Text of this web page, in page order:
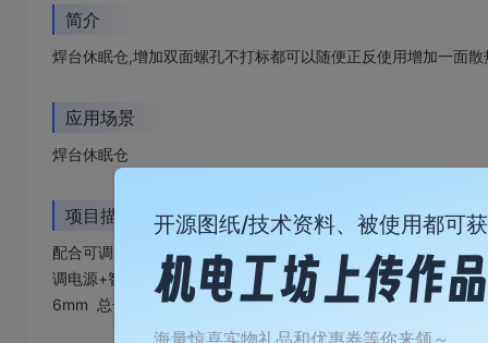
简介
焊台休眠仓,增加双面螺孔不打标都可以随便正反使用增加一面散
应用场景
焊台休眠仓
项目描述
配合可调电源+智能焊台使用T12焊台休眠仓焊台休眠仓,增加双
调电源+智能焊台使用,添加防止烫伤文字,可自己更改自己喜欢
6mm 总长75mm 高32mm宽32mm 导槽宽度2.0mm
开源图纸/技术资料、被使用都可
海量惊喜实物礼品和优惠券等你来领～